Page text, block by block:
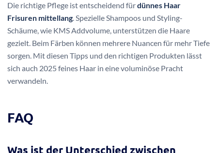
Die richtige Pflege ist entscheidend fürdünnes Haar
Frisuren mittellang. Spezielle Shampoos und Styling-
Schäume, wie KMS Addvolume, unterstützen die Haare
gezielt. Beim Färben können mehrere Nuancen für mehr Tiefe
sorgen. Mit diesen Tipps und den richtigen Produkten lässt
sich auch 2025 feines Haar in eine voluminöse Pracht
verwandeln.
FAQ
Was ist der Unterschied zwischen